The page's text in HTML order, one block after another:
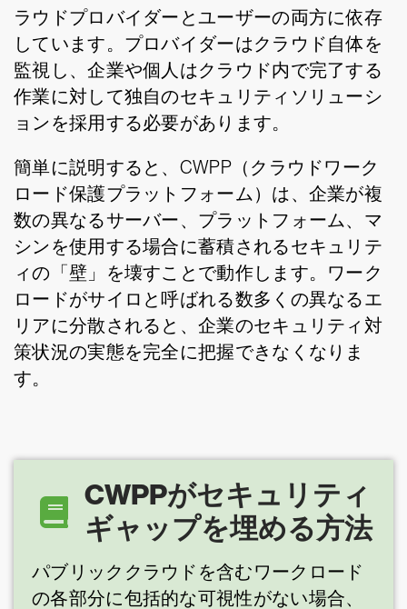
ラウドプロバイダーとユーザーの両方に依存
しています。プロバイダーはクラウド自体を
監視し、企業や個人はクラウド内で完了する
作業に対して独自のセキュリティソリューシ
ョンを採用する必要があります。
簡単に説明すると、CWPP（クラウドワーク
ロード保護プラットフォーム）は、企業が複
数の異なるサーバー、プラットフォーム、マ
シンを使用する場合に蓄積されるセキュリテ
ィの「壁」を壊すことで動作します。ワーク
ロードがサイロと呼ばれる数多くの異なるエ
リアに分散されると、企業のセキュリティ対
策状況の実態を完全に把握できなくなりま
す。
CWPPがセキュリティ
ギャップを埋める方法
パブリッククラウドを含むワークロード
の各部分に包括的な可視性がない場合、